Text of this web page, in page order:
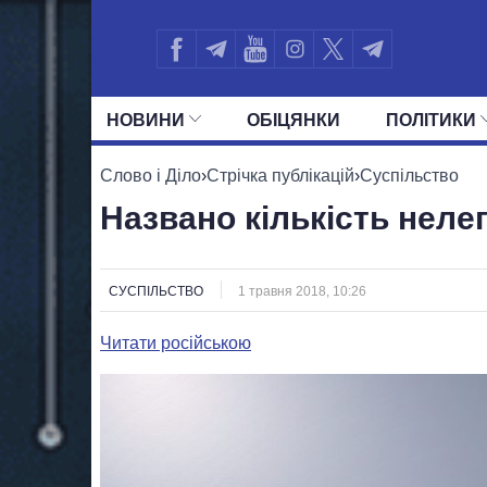
НОВИНИ ОБIЦЯНКИ ПОЛIТИКИ
УСІ ПОЛІТИКИ ПРЕЗИДЕНТ І ОФІС
Слово і Діло›Стрічка публікацій›Суспільство
Названо кількість
СУСПІЛЬСТВО 1 травня 2018, 10:26
Читати російською